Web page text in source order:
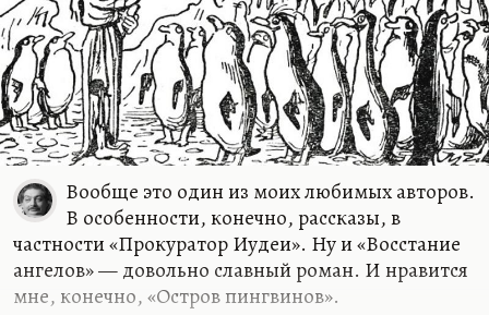
Вообще это один из моих любимых авторов.
В особенности, конечно, рассказы, в
частности «Прокуратор Иудеи». Ну и «Восстание
ангелов» — довольно славный роман. И нравится
мне, конечно, «Остров пингвинов».